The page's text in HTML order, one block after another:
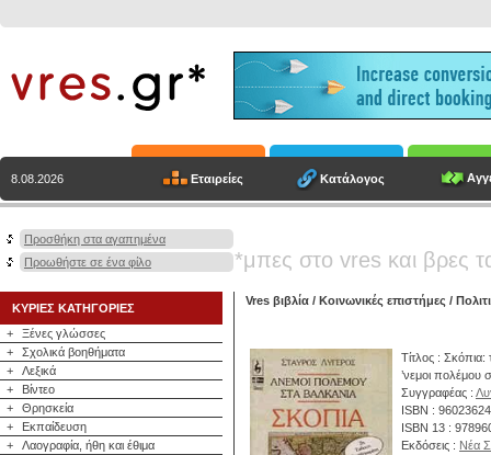
8.08.2026 Εταιρείες Κατάλογος
Προσθήκη στα αγαπημένα
Προωθήστε σε ένα φίλο
*μπες στο vres και βρες
ΚΥΡΙΕΣ ΚΑΤΗΓΟΡΙΕΣ
+
Ξένες γλώσσες
+
Σχολικά βοηθήματα
+
Λεξικά
+
Βίντεο
+
Θρησκεία
+
Εκπαίδευση
+
Λαογραφία, ήθη και έθιμα
Vres βιβλία / Κοινωνικές επιστήμες /
Τίτλος : Σκόπια:
’νεμοι πολέμου
Συγγραφέας :
ISBN :
ISBN 13 :
Εκδόσεις : Νέα